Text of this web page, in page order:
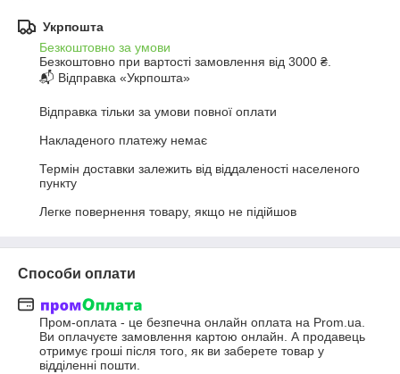
Укрпошта
Безкоштовно за умови
Безкоштовно при вартості замовлення від 3000 ₴.
📬 Відправка «Укрпошта»
Відправка тільки за умови повної оплати
Накладеного платежу немає
Термін доставки залежить від віддаленості населеного
пункту
Легке повернення товару, якщо не підійшов
Способи оплати
Пром-оплата - це безпечна онлайн оплата на Prom.ua.
Ви оплачуєте замовлення картою онлайн. А продавець
отримує гроші після того, як ви заберете товар у
відділенні пошти.